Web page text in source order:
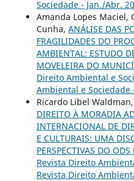
Sociedade - Jan./Abr.
Amanda Lopes Maciel,
Cunha, ANÁLISE DAS
FRAGILIDADES DO
AMBIENTAL: ESTUDO
MOVELEIRA DO
Direito Ambiental e
Ambiental e Sociedade
Ricardo Libel
DIREITO À MORADIA
INTERNACIONAL DE
E CULTURAIS: UMA
PERSPECTIVAS DO
Revista Direito
Revista Direito